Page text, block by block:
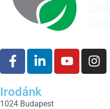
Irodánk
1024 Budapest